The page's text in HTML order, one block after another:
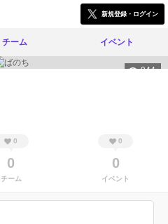
新規登録・ログイン
チーム イベント
944
0
0
チーム
0
0
イベント